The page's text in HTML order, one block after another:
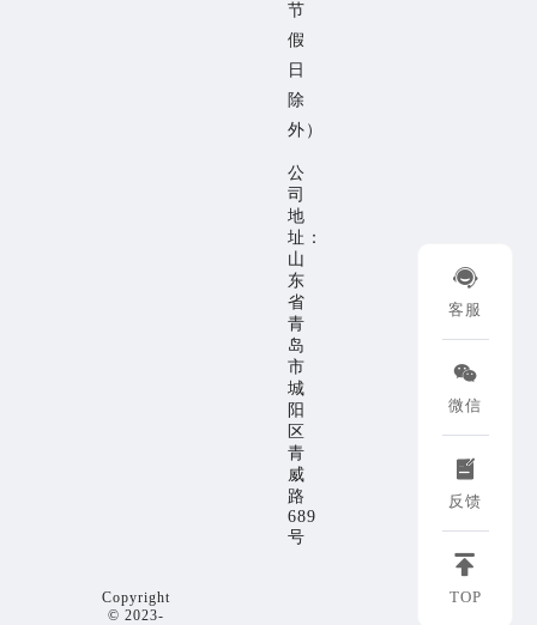

客服

微信

反馈

TOP
节
假
日
除
外）
公
司
地
址：
山
东
省
青
岛
市
城
阳
区
青
威
路
689
号
Copyright
© 2023-
EMP